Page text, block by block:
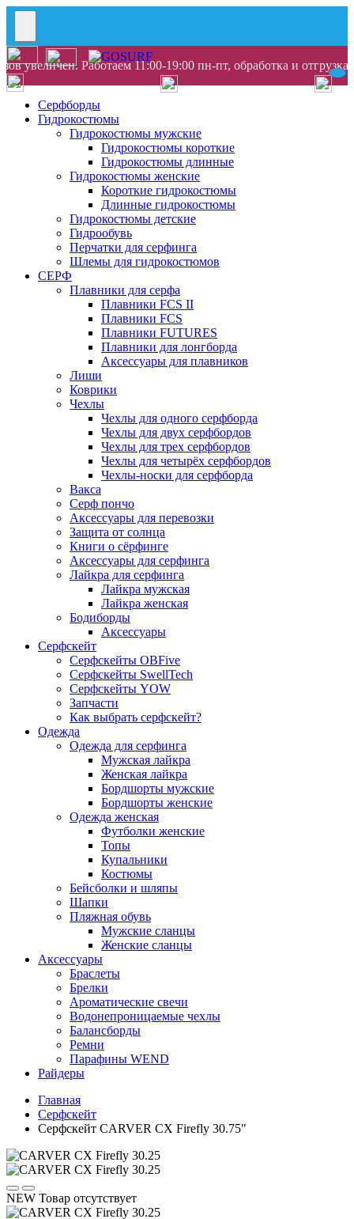
увеличен. Работаем 11:00-19:00 пн-пт, обработка и
Серфборды
Гидрокостюмы
Гидрокостюмы мужские
Гидрокостюмы короткие
Гидрокостюмы длинные
Гидрокостюмы женские
Короткие гидрокостюмы
Длинные гидрокостюмы
Гидрокостюмы детские
Гидрообувь
Перчатки для серфинга
Шлемы для гидрокостюмов
СЕРФ
Плавники для серфа
Плавники FCS II
Плавники FCS
Плавники FUTURES
Плавники для лонгборда
Аксессуары для плавников
Лиши
Коврики
Чехлы
Чехлы для одного серфборда
Чехлы для двух серфбордов
Чехлы для трех серфбордов
Чехлы для четырёх серфбордов
Чехлы-носки для серфборда
Вакса
Серф пончо
Аксессуары для перевозки
Защита от солнца
Книги о сёрфинге
Аксессуары для серфинга
Лайкра для серфинга
Лайкра мужская
Лайкра женская
Бодиборды
Аксессуары
Серфскейт
Серфскейты OBFive
Серфскейты SwellTech
Серфскейты YOW
Запчасти
Как выбрать серфскейт?
Одежда
Одежда для серфинга
Мужская лайкра
Женская лайкра
Бордшорты мужские
Бордшорты женские
Одежда женская
Футболки женские
Топы
Купальники
Костюмы
Бейсболки и шляпы
Шапки
Пляжная обувь
Мужские сланцы
Женские сланцы
Аксессуары
Браслеты
Брелки
Ароматические свечи
Водонепроницаемые чехлы
Балансборды
Ремни
Парафины WEND
Райдеры
Главная
Серфскейт
Серфскейт CARVER CX Firefly 30.75"
NEW Товар отсутствует